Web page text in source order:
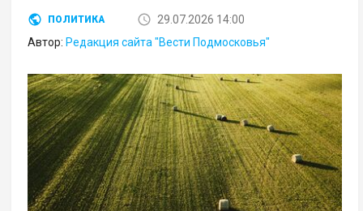
ПОЛИТИКА
29.07.2026 14:00
Автор: Редакция сайта "Вести Подмосковья"